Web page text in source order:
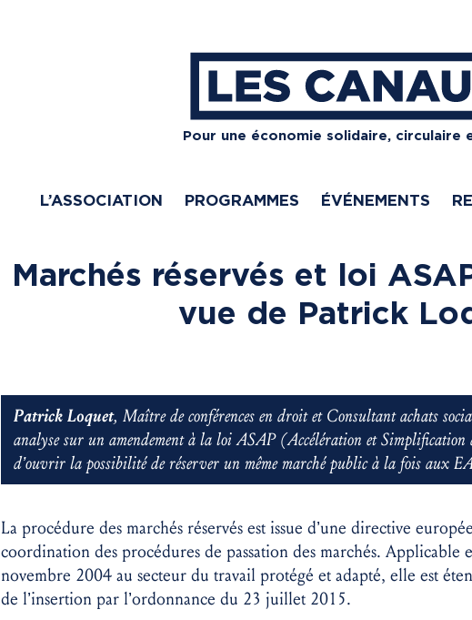
Pour une économie solidaire, circulaire
L’ASSOCIATION PROGRAMMES ÉVÉNEMENTS
Marchés réservés et loi
vue de Patrick
Patrick Loquet, Maître de conférences en droit et Consultant achats
analyse sur un amendement à la loi ASAP (Accélération et
d’ouvrir la possibilité de réserver un même marché public à la fois aux
La procédure des marchés réservés est issue d’une directive
coordination des procédures de passation des marchés. Applicable
novembre 2004 au secteur du travail protégé et adapté, elle est
de l’insertion par l’ordonnance du 23 juillet 2015.